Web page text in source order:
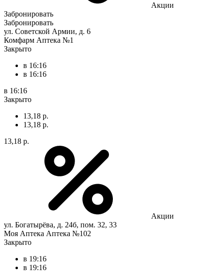
Акции
Забронировать
Забронировать
ул. Советской Армии, д. 6
Комфарм Аптека №1
Закрыто
в 16:16
в 16:16
в 16:16
Закрыто
13,18 р.
13,18 р.
13,18 р.
Акции
ул. Богатырёва, д. 24б, пом. 32, 33
Моя Аптека Аптека №102
Закрыто
в 19:16
в 19:16